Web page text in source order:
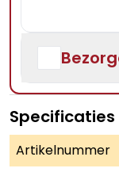
Specificaties
Artikelnummer